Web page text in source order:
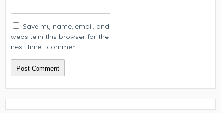
Save my name, email, and
website in this browser for the
next time I comment.